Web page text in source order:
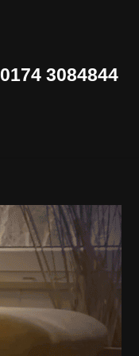
0174 3084844
0174 3084844